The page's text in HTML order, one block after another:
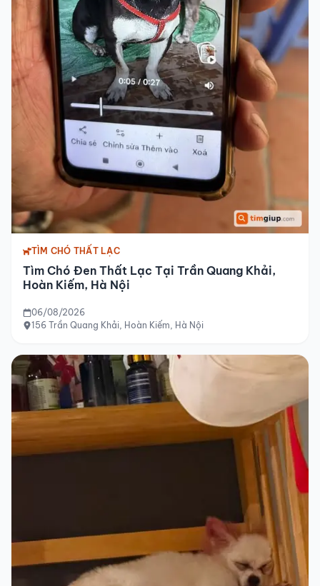
TÌM CHÓ THẤT LẠC
Tìm Chó Đen Thất Lạc Tại Trần Quang Khải,
Hoàn Kiếm, Hà Nội
06/08/2026
156 Trần Quang Khải, Hoàn Kiếm, Hà Nội